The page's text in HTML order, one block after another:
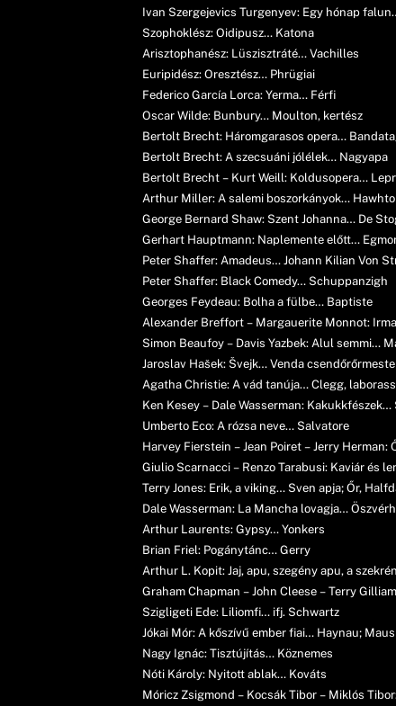
Ivan Szergejevics Turgenyev: Egy hónap
Szophoklész: Oidipusz… Katona
Arisztophanész: Lüszisztráté… Vachilles
Euripidész: Oresztész… Phrügiai
Federico García Lorca: Yerma… Férfi
Oscar Wilde: Bunbury… Moulton, kertész
Bertolt Brecht: Háromgarasos opera…
Bertolt Brecht: A szecsuáni jólélek… Nagyapa
Bertolt Brecht – Kurt Weill: Koldusopera…
Arthur Miller: A salemi boszorkányok…
George Bernard Shaw: Szent Johanna… De
Gerhart Hauptmann: Naplemente előtt…
Peter Shaffer: Amadeus… Johann Kilian Von
Peter Shaffer: Black Comedy… Schuppanzigh
Georges Feydeau: Bolha a fülbe… Baptiste
Alexander Breffort – Margauerite Monnot:
Simon Beaufoy – Davis Yazbek: Alul semmi…
Jaroslav Hašek: Švejk… Venda
Agatha Christie: A vád tanúja… Clegg,
Ken Kesey – Dale Wasserman: Kakukkfészek…
Umberto Eco: A rózsa neve… Salvatore
Harvey Fierstein – Jean Poiret – Jerry
Giulio Scarnacci – Renzo Tarabusi: Kaviár és
Terry Jones: Erik, a viking… Sven apja; Őr,
Dale Wasserman: La Mancha lovagja…
Arthur Laurents: Gypsy… Yonkers
Brian Friel: Pogánytánc… Gerry
Arthur L. Kopit: Jaj, apu, szegény apu, a
Graham Chapman – John Cleese – Terry
Szigligeti Ede: Liliomfi… ifj. Schwartz
Jókai Mór: A kőszívű ember fiai… Haynau;
Nagy Ignác: Tisztújítás… Köznemes
Nóti Károly: Nyitott ablak… Kováts
Móricz Zsigmond – Kocsák Tibor – Miklós